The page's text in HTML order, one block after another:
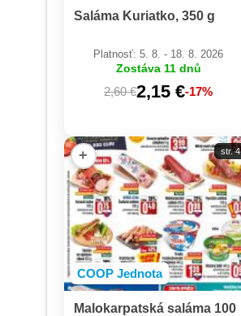
Saláma Kuriatko, 350 g
Platnosť: 5. 8. - 18. 8. 2026
Zostáva 11 dnů
2,60 €2,15 €-17%
+
COOP Jednota
str. 4
Malokarpatská saláma 100